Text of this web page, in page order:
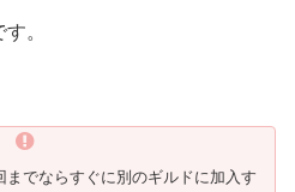
。
までならすぐに別のギルドに加入す